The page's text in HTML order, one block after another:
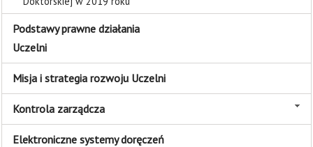
Podstawy prawne działania
Uczelni
Misja i strategia rozwoju Uczelni
Kontrola zarządcza
Elektroniczne systemy doręczeń